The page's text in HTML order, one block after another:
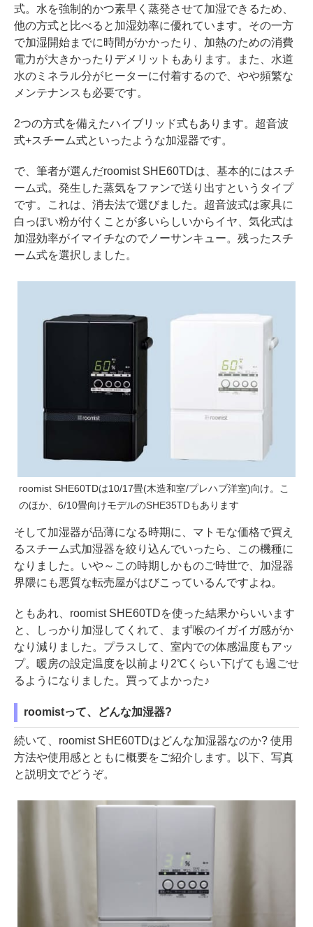
式。水を強制的かつ素早く蒸発させて加湿できるため、
他の方式と比べると加湿効率に優れています。その一方
で加湿開始までに時間がかかったり、加熱のための消費
電力が大きかったりデメリットもあります。また、水道
水のミネラル分がヒーターに付着するので、やや頻繁な
メンテナンスも必要です。
2つの方式を備えたハイブリッド式もあります。超音波
式+スチーム式といったような加湿器です。
で、筆者が選んだroomist SHE60TDは、基本的にはスチ
ーム式。発生した蒸気をファンで送り出すというタイプ
です。これは、消去法で選びました。超音波式は家具に
白っぽい粉が付くことが多いらしいからイヤ、気化式は
加湿効率がイマイチなのでノーサンキュー。残ったスチ
ーム式を選択しました。
roomist SHE60TDは10/17畳(木造和室/プレハブ洋室)向け。こ
のほか、6/10畳向けモデルのSHE35TDもあります
そして加湿器が品薄になる時期に、マトモな価格で買え
るスチーム式加湿器を絞り込んでいったら、この機種に
なりました。いや～この時期しかものご時世で、加湿器
界隈にも悪質な転売屋がはびこっているんですよね。
ともあれ、roomist SHE60TDを使った結果からいいます
と、しっかり加湿してくれて、まず喉のイガイガ感がか
なり減りました。プラスして、室内での体感温度もアッ
プ。暖房の設定温度を以前より2℃くらい下げても過ごせ
るようになりました。買ってよかった♪
roomistって、どんな加湿器?
続いて、roomist SHE60TDはどんな加湿器なのか? 使用
方法や使用感とともに概要をご紹介します。以下、写真
と説明文でどうぞ。